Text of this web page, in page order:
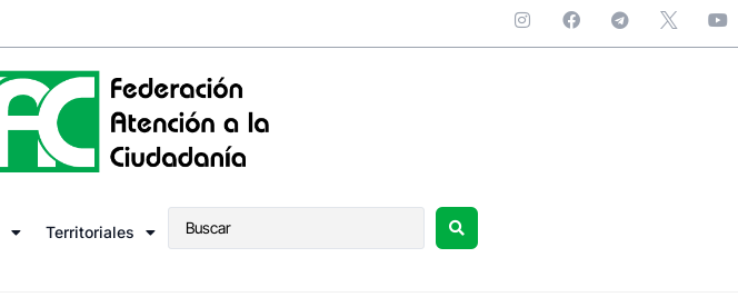
Territoriales